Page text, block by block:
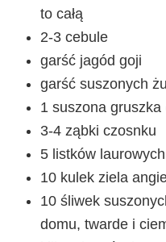
to całą
2-3 cebule
garść jagód goji
garść suszonych
1 suszona
3-4 ząbki czosnku
5 listków laurowych
10 kulek ziela
10 śliwek
domu, twarde i